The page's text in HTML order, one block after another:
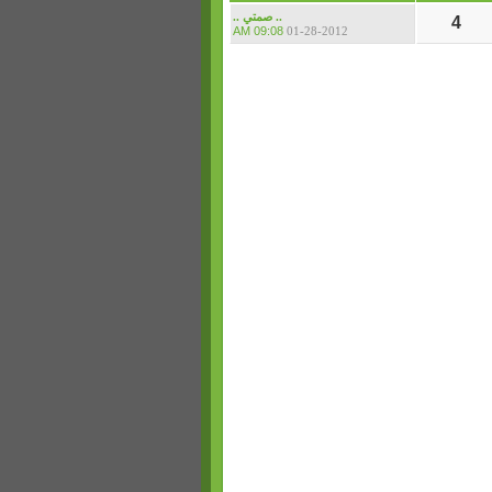
4
.. صمتي ..
01-28-2012
09:08 AM